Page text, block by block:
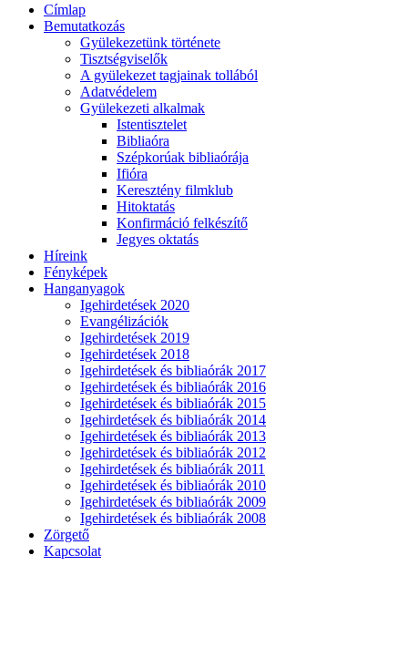
Címlap
Bemutatkozás
Gyülekezetünk története
Tisztségviselők
A gyülekezet tagjainak tollából
Adatvédelem
Gyülekezeti alkalmak
Istentisztelet
Bibliaóra
Szépkorúak bibliaórája
Ifióra
Keresztény filmklub
Hitoktatás
Konfirmáció felkészítő
Jegyes oktatás
Híreink
Fényképek
Hanganyagok
Igehirdetések 2020
Evangélizációk
Igehirdetések 2019
Igehirdetések 2018
Igehirdetések és bibliaórák 2017
Igehirdetések és bibliaórák 2016
Igehirdetések és bibliaórák 2015
Igehirdetések és bibliaórák 2014
Igehirdetések és bibliaórák 2013
Igehirdetések és bibliaórák 2012
Igehirdetések és bibliaórák 2011
Igehirdetések és bibliaórák 2010
Igehirdetések és bibliaórák 2009
Igehirdetések és bibliaórák 2008
Zörgető
Kapcsolat